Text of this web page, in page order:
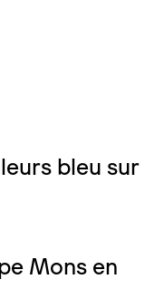
bleu sur
Mons en